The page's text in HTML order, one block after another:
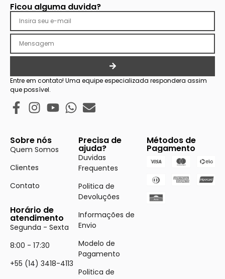
Ficou alguma duvida?
Entre em contato! Uma equipe especializada respondera assim
que possível.
Sobre nós
Quem Somos
Clientes
Contato
Horário de
atendimento
Segunda - Sexta
8:00 - 17:30
+55 (14) 3418-4113
Precisa de
ajuda?
Duvidas
Frequentes
Politica de
Devoluções
Informações de
Envio
Modelo de
Pagamento
Politica de
Métodos de
Pagamento